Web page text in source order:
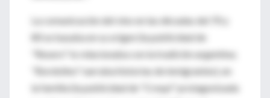
La comunicación del vino en las décadas del 70 y
80 se basaba en su origen (la publicidad de
"Resero" lo relacionaba con la tradición argentina;
"Bordolino" narraba historias de inmigrantes), en
la familia (la publicidad de "Crespi" protagonizada